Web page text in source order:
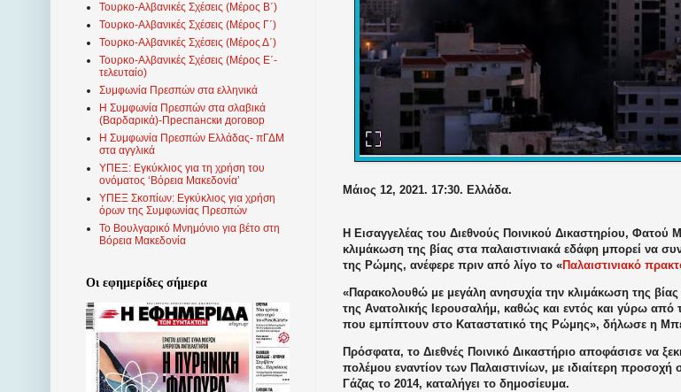
Μάιος 12, 2021. 17:30. Ελλάδα.
Η Εισαγγελέας του Διεθνούς Ποινικού Δικαστηρίου,
κλιμάκωση της βίας στα παλαιστινιακά εδάφη μπορεί να
της Ρώμης, ανέφερε πριν από λίγο το «Παλαιστινιακό
«Παρακολουθώ με μεγάλη ανησυχία την κλιμάκωση της
της Ανατολικής Ιερουσαλήμ, καθώς και εντός και γύρω
που εμπίπτουν στο Καταστατικό της Ρώμης», δήλωσε η
Πρόσφατα, το Διεθνές Ποινικό Δικαστήριο αποφάσισε να
πολέμου εναντίον των Παλαιστινίων, με ιδιαίτερη
Γάζας το 2014, καταλήγει το δημοσίευμα.
Τουρκο-Αλβανικές Σχέσεις (Μέρος Β΄)
Τουρκο-Αλβανικές Σχέσεις (Μέρος Γ΄)
Τουρκο-Αλβανικές Σχέσεις (Μέρος Δ΄)
Τουρκο-Αλβανικές Σχέσεις (Μέρος Ε΄-
τελευταίο)
Συμφωνία Πρεσπών στα ελληνικά
Η Συμφωνία Πρεσπών στα σλαβικά
(Βαρδαρικά)-Преспански договор
Η Συμφωνία Πρεσπών Ελλάδας- πΓΔΜ
στα αγγλικά
ΥΠΕΞ: Εγκύκλιος για τη χρήση του
ονόματος ‘Βόρεια Μακεδονία’
ΥΠΕΞ Σκοπίων: Εγκύκλιος για χρήση
όρων της Συμφωνίας Πρεσπών
Το Βουλγαρικό Μνημόνιο για βέτο στη
Βόρεια Μακεδονία
Οι εφημερίδες σήμερα